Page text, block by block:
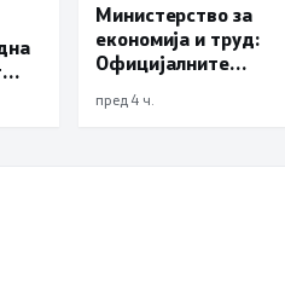
Министерство за
економија и труд:
Официјалните
упатуваат на потреба
пред 4 ч.